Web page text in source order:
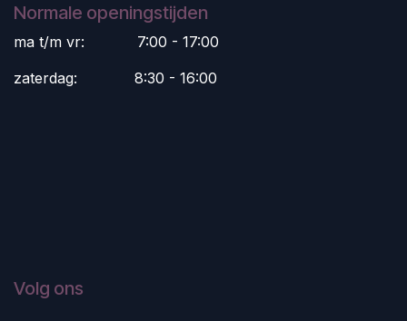
Normale openingstijden
ma t/m vr:
​7:00 - 17:00
zaterdag:
​8:30 - 16:00
Volg ons